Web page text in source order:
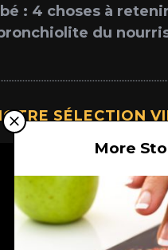
More
: 4 choses à
du
SÉLECTION